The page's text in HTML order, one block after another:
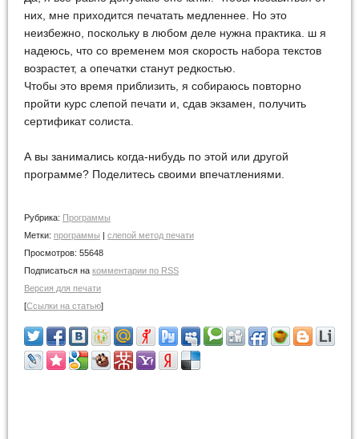
них, мне приходится печатать медленнее. Но это
неизбежно, поскольку в любом деле нужна практика. ш я
надеюсь, что со временем моя скорость набора текстов
возрастет, а опечатки станут редкостью.
Чтобы это время приблизить, я собираюсь повторно
пройти курс слепой печати и, сдав экзамен, получить
сертификат солиста.
А вы занимались когда-нибудь по этой или другой
программе? Поделитесь своими впечатлениями.
Рубрика: Программы
Метки: программы | слепой метод печати
Просмотров: 55648
Подписаться на комментарии по RSS
Версия для печати
[Ссылки на статью]